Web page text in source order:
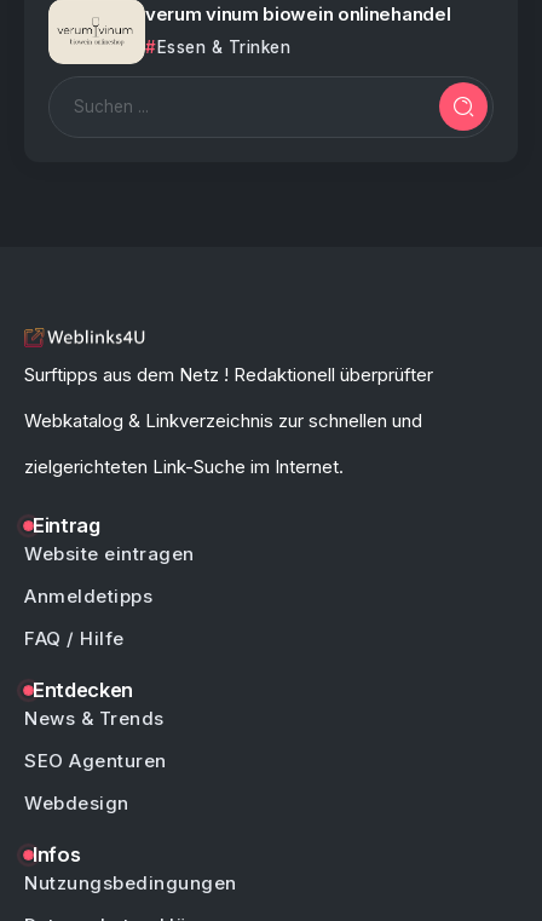
verum vinum biowein onlinehandel
Essen & Trinken
Surftipps aus dem Netz ! Redaktionell überprüfter
Webkatalog & Linkverzeichnis zur schnellen und
zielgerichteten Link-Suche im Internet.
Eintrag
Website eintragen
Anmeldetipps
FAQ / Hilfe
Entdecken
News & Trends
SEO Agenturen
Webdesign
Infos
Nutzungsbedingungen